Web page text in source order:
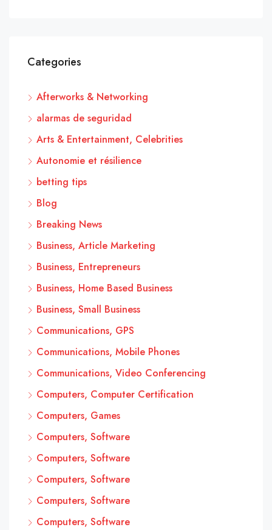
Categories
Afterworks & Networking
alarmas de seguridad
Arts & Entertainment, Celebrities
Autonomie et résilience
betting tips
Blog
Breaking News
Business, Article Marketing
Business, Entrepreneurs
Business, Home Based Business
Business, Small Business
Communications, GPS
Communications, Mobile Phones
Communications, Video Conferencing
Computers, Computer Certification
Computers, Games
Computers, Software
Computers, Software
Computers, Software
Computers, Software
Computers, Software